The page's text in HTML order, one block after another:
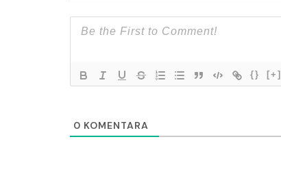
{} [+]
0 KOMENTARA